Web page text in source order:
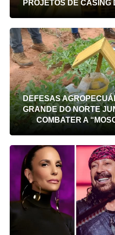
PROJETOS DE
DEFESAS
GRANDE DO NORTE
COMBATER A